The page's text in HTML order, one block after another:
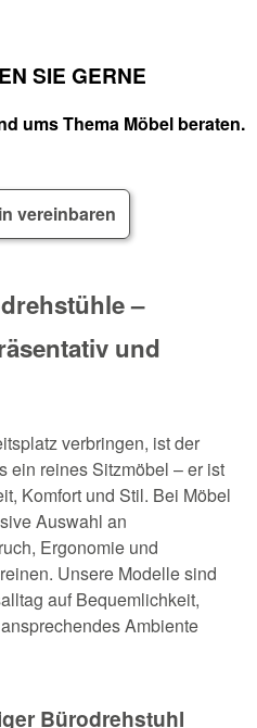
SIE GERNE
ums Thema Möbel beraten.
vereinbaren
–
und
verbringen, ist der
ein reines Sitzmöbel – er ist
Komfort und Stil. Bei Möbel
Auswahl an
Ergonomie und
Unsere Modelle sind
auf Bequemlichkeit,
Ambiente
Bürodrehstuhl